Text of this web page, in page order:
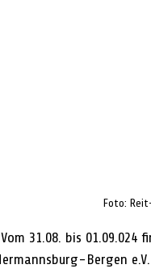
Foto:
Vom 31.08. bis
Bergen